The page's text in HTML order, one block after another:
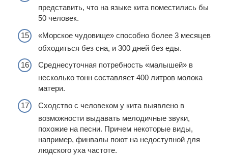
представить, что на языке кита поместились бы
50 человек.
«Морское чудовище» способно более 3 месяцев
обходиться без сна, и 300 дней без еды.
Среднесуточная потребность «малышей» в
несколько тонн составляет 400 литров молока
матери.
Сходство с человеком у кита выявлено в
возможности выдавать мелодичные звуки,
похожие на песни. Причем некоторые виды,
например, финвалы поют на недоступной для
людского уха частоте.